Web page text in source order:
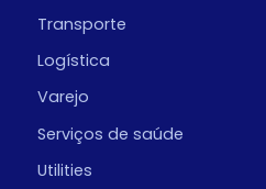
Transporte
Logística
Varejo
Serviços de saúde
Utilities